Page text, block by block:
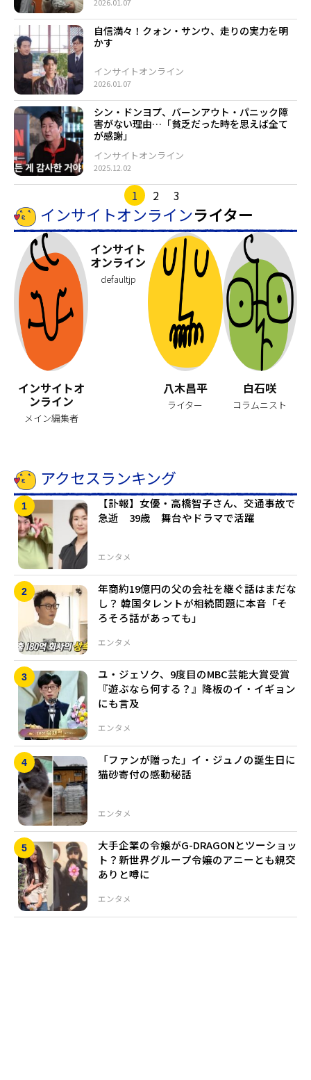
自信満々！クォン・サンウ、走りの実力を明
かす
2026.01.07
インサイトオンライン
シン・ドンヨプ、バーンアウト・パニック障
害がない理由…「貧乏だった時を思えば全て
が感謝」
2025.12.02
インサイトオンライン
1 2 3
インサイトオンラインライター
インサイトオ
ンライン
メイン編集者
インサイト
オンライン
defaultjp
八木昌平
ライター
白石咲
コラムニスト
アクセスランキング
エンタメ
【訃報】女優・高橋智子さん、交通事故で
急逝 39歳 舞台やドラマで活躍
エンタメ
年商約19億円の父の会社を継ぐ話はまだな
し？ 韓国タレントが相続問題に本音「そ
ろそろ話があっても」
エンタメ
ユ・ジェソク、9度目のMBC芸能大賞受賞
『遊ぶなら何する？』降板のイ・イギョン
にも言及
エンタメ
「ファンが贈った」イ・ジュノの誕生日に
猫砂寄付の感動秘話
エンタメ
大手企業の令嬢がG-DRAGONとツーショッ
ト？新世界グループ令嬢のアニーとも親交
ありと噂に